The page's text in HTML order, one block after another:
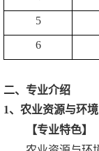
5
6
二、专业介绍
1、农业资源与环境
【专业特色】